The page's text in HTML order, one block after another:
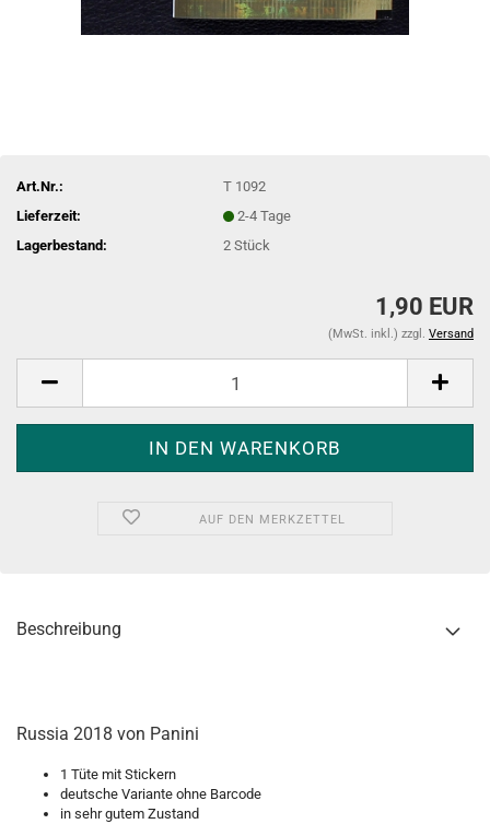
Art.Nr.:
T 1092
Lieferzeit:
2-4 Tage
Lagerbestand:
2Stück
1,90 EUR
(MwSt. inkl.) zzgl. Versand
AUF DEN MERKZETTEL
Beschreibung
Russia 2018 von Panini
1 Tüte mit Stickern
deutsche Variante ohne Barcode
in sehr gutem Zustand